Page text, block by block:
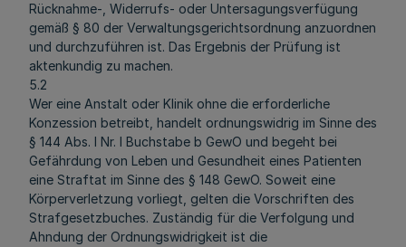
Rücknahme-, Widerrufs- oder Untersagungsverfügung
gemäß § 80 der Verwaltungsgerichtsordnung anzuordnen
und durchzuführen ist. Das Ergebnis der Prüfung ist
aktenkundig zu machen.
5.2
Wer eine Anstalt oder Klinik ohne die erforderliche
Konzession betreibt, handelt ordnungswidrig im Sinne des
§ 144 Abs. l Nr. l Buchstabe b GewO und begeht bei
Gefährdung von Leben und Gesundheit eines Patienten
eine Straftat im Sinne des § 148 GewO. Soweit eine
Körperverletzung vorliegt, gelten die Vorschriften des
Strafgesetzbuches. Zuständig für die Verfolgung und
Ahndung der Ordnungswidrigkeit ist die